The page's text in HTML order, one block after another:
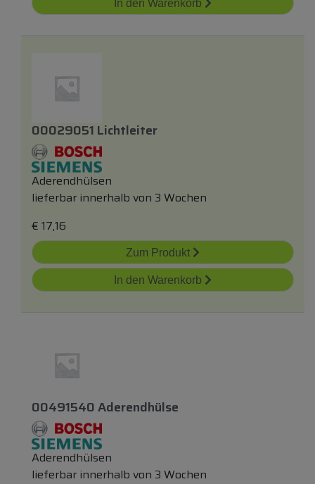
In den Warenkorb
00029051 Lichtleiter
Aderendhülsen
lieferbar innerhalb von 3 Wochen
€ 17,16
Zum Produkt
In den Warenkorb
00491540 Aderendhülse
Aderendhülsen
lieferbar innerhalb von 3 Wochen